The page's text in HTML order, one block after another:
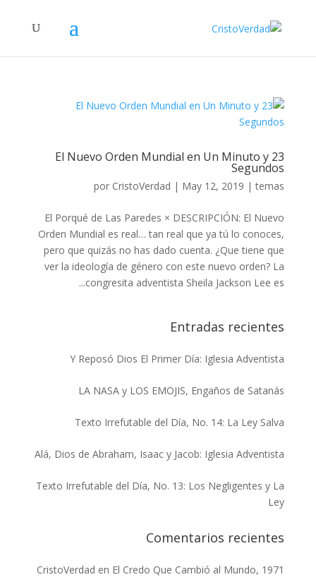
El Nuevo Orden Mundial en Un Minuto y 23
Segundos
por CristoVerdad | May 12, 2019 |temas
El Porqué de Las Paredes × DESCRIPCIÓN: El Nuevo
Orden Mundial es real… tan real que ya tú lo conoces,
pero que quizás no has dado cuenta. ¿Que tiene que
ver la ideología de género con este nuevo orden? La
congresita adventista Sheila Jackson Lee es...
Entradas recientes
Y Reposó Dios El Primer Día: Iglesia Adventista
LA NASA y LOS EMOJIS, Engaños de Satanás
Texto Irrefutable del Día, No. 14: La Ley Salva
Alá, Dios de Abraham, Isaac y Jacob: Iglesia Adventista
Texto Irrefutable del Día, No. 13: Los Negligentes y La
Ley
Comentarios recientes
CristoVerdad en El Credo Que Cambió al Mundo, 1971